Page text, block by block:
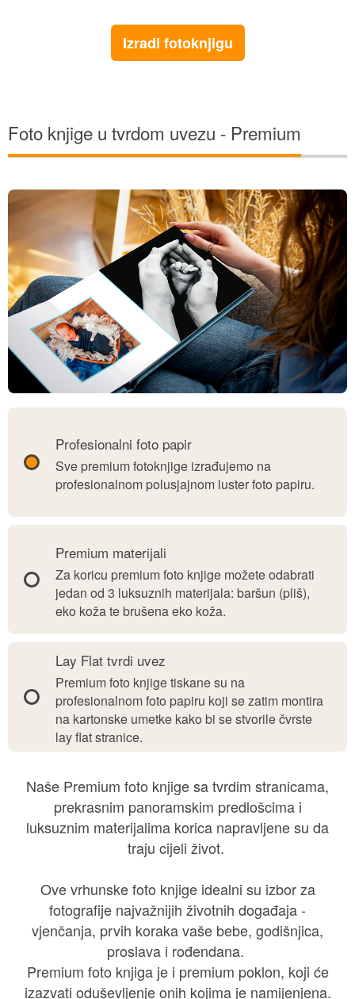
Sve premium fotoknjige izrađujemo na
profesionalnom polusjajnom luster foto papiru.
Premium materijali
Za koricu premium foto knjige možete odabrati
jedan od 3 luksuznih materijala: baršun (pliš),
eko koža te brušena eko koža.
Lay Flat tvrdi uvez
profesionalnom foto papiru koji se zatim montira
lay flat stranice.
Naše Premium foto knjige sa tvrdim stranicama,
prekrasnim panoramskim predlošcima i
luksuznim materijalima korica napravljene su da
traju cijeli život.
fotografije najvažnijih životnih događaja -
vjenčanja, prvih koraka vaše bebe, godišnjica,
proslava i rođendana.
Premium foto knjiga je i premium poklon, koji će
izazvati oduševljenje onih kojima je namijenjena.
minimalno 20 stranica, a možete po volji
dodavati još do 70 stranica.
Više detalja →
Modern Botanical
Minimalistički dizajn koji fotografije stavlja u fokus